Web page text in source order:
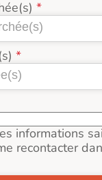
informations
recontacter